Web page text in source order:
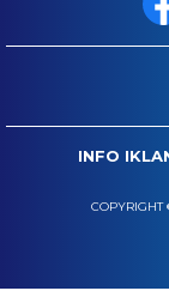
INFO
COPYRIGHT